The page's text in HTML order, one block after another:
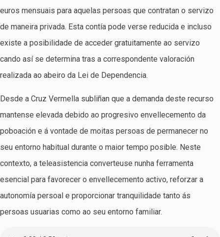
euros mensuais para aquelas persoas que contratan o servizo
de maneira privada. Esta contía pode verse reducida e incluso
existe a posibilidade de acceder gratuitamente ao servizo
cando así se determina tras a correspondente valoración
realizada ao abeiro da Lei de Dependencia.
Desde a Cruz Vermella subliñan que a demanda deste recurso
mantense elevada debido ao progresivo envellecemento da
poboación e á vontade de moitas persoas de permanecer no
seu entorno habitual durante o maior tempo posible. Neste
contexto, a teleasistencia converteuse nunha ferramenta
esencial para favorecer o envellecemento activo, reforzar a
autonomía persoal e proporcionar tranquilidade tanto ás
persoas usuarias como ao seu entorno familiar.